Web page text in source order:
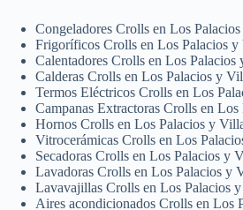
Congeladores Crolls en Los
Frigoríficos Crolls en Los Palacios y
Calentadores Crolls en Los Palacios
Calderas Crolls en Los Palacios y
Termos Eléctricos Crolls en Los
Campanas Extractoras Crolls en
Hornos Crolls en Los Palacios y
Vitrocerámicas Crolls en Los
Secadoras Crolls en Los Palacios y
Lavadoras Crolls en Los Palacios y
Lavavajillas Crolls en Los Palacios
Aires acondicionados Crolls en Los